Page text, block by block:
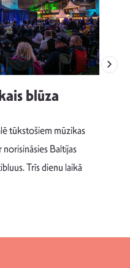
blūza
tūkstošiem mūzikas
norisināsies Baltijas
Trīs dienu laikā